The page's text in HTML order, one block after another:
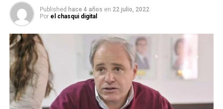
Published hace 4 años en 22 julio, 2022
Por el chasqui digital